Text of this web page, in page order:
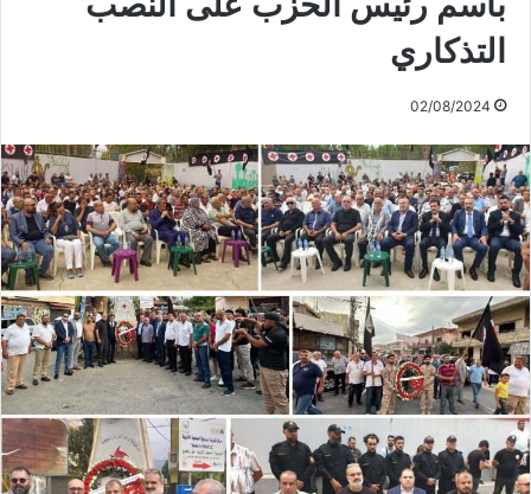
التذكاري
02/08/2024